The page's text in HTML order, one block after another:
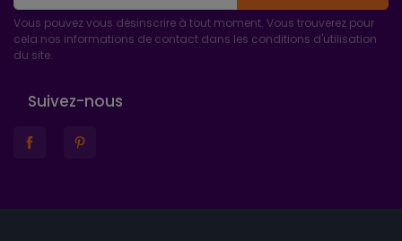
Vous pouvez vous désinscrire à tout moment. Vous trouverez pour
cela nos informations de contact dans les conditions d'utilisation
du site.
Suivez-nous